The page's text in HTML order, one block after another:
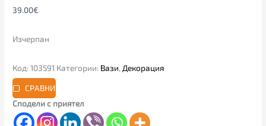
39.00€
Изчерпан
Код:103591 Категории: Вази, Декорация
СРАВНИ
Сподели с приятел